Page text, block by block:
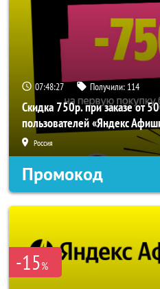
07:48:27 Получили: 114
Скидка 750р. при заказе от
пользователей «Яндекс
Россия
Промокод
-15%